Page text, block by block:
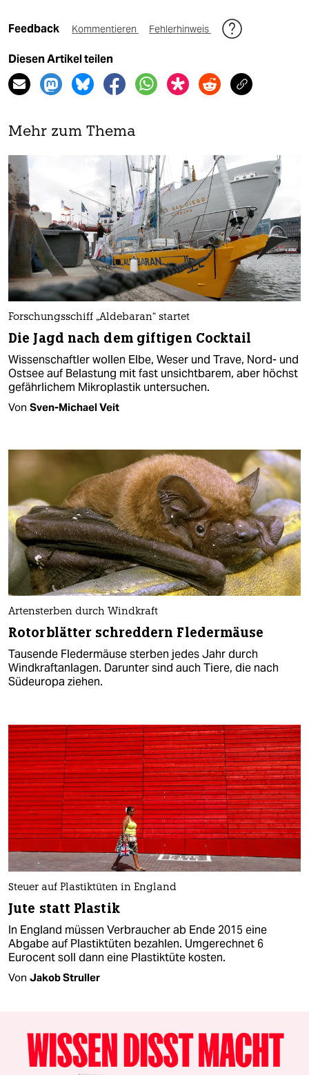
Feedback Kommentieren Fehlerhinweis
Diesen Artikel teilen
Mehr zum Thema
Forschungsschiff „Aldebaran“ startet
Die Jagd nach dem giftigen Cocktail
Wissenschaftler wollen Elbe, Weser und Trave, Nord- und
Ostsee auf Belastung mit fast unsichtbarem, aber höchst
gefährlichem Mikroplastik untersuchen.
Von Sven-Michael Veit
Artensterben durch Windkraft
Rotorblätter schreddern Fledermäuse
Tausende Fledermäuse sterben jedes Jahr durch
Windkraftanlagen. Darunter sind auch Tiere, die nach
Südeuropa ziehen.
Steuer auf Plastiktüten in England
Jute statt Plastik
In England müssen Verbraucher ab Ende 2015 eine
Abgabe auf Plastiktüten bezahlen. Umgerechnet 6
Eurocent soll dann eine Plastiktüte kosten.
Von Jakob Struller